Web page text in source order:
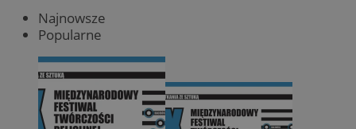
Najnowsze
Popularne